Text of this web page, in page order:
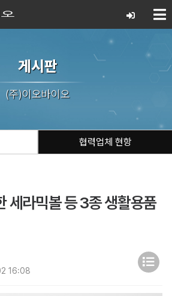
게시판
(주)이오바이오
협력업체 현항
세라믹볼 등 3종 생활용품
16:08